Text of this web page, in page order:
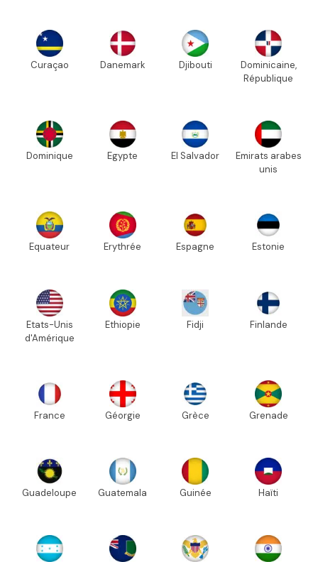
Curaçao Danemark Djibouti
Dominicaine,
République
Dominique Egypte El Salvador
Emirats arabes
unis
Equateur Erythrée Espagne Estonie
Etats-Unis
d'Amérique
Ethiopie Fidji Finlande
France Géorgie Grèce Grenade
Guadeloupe Guatemala Guinée Haïti